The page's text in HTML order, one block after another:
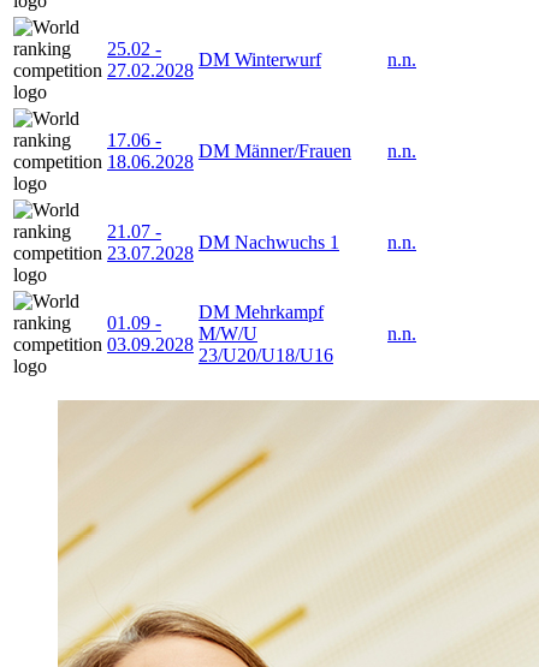
25.02 -
27.02.2028
DM Winterwurf n.n.
17.06 -
18.06.2028
DM Männer/Frauen n.n.
21.07 -
23.07.2028
DM Nachwuchs 1 n.n.
01.09 -
03.09.2028
DM Mehrkampf
M/W/U
23/U20/U18/U16
n.n.